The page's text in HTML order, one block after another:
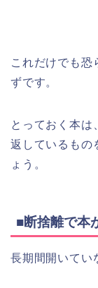
これだけでも恐
ずです。
とっておく本は
返しているもの
ょう。
■断捨離で本
長期間開いてい